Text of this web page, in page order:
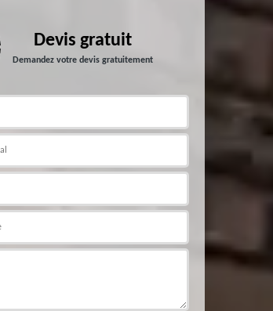
Devis gratuit
Demandez votre devis gratuitement